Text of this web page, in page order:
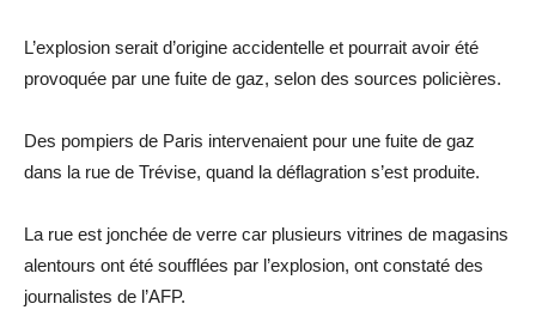
L’explosion serait d’origine accidentelle et pourrait avoir été
provoquée par une fuite de gaz, selon des sources policières.
Des pompiers de Paris intervenaient pour une fuite de gaz
dans la rue de Trévise, quand la déflagration s’est produite.
La rue est jonchée de verre car plusieurs vitrines de magasins
alentours ont été soufflées par l’explosion, ont constaté des
journalistes de l’AFP.